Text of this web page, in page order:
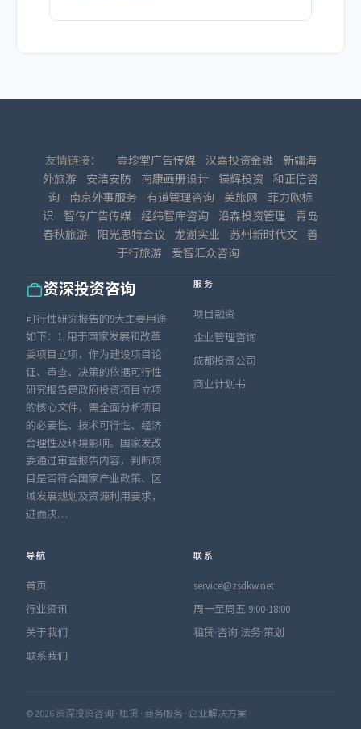
友情链接： 壹珍堂广告传媒 汉嘉投资金融
新疆海
外旅游
安洁安防 南康画册设计 镁辉投资 和正信咨
询
南京外事服务 有道管理咨询 美旅网
菲力欧标
识
智传广告传媒 经纬智库咨询 沿森投资管理
青岛
春秋旅游
阳光思特会议 龙澍实业 苏州新时代文 善
于行旅游
爱智汇众咨询
资深投资咨询
可行性研究报告的9大主要用途
如下：1. 用于国家发展和改革
委项目立项，作为建设项目论
证、审查、决策的依据可行性
研究报告是政府投资项目立项
的核心文件，需全面分析项目
的必要性、技术可行性、经济
合理性及环境影响。国家发改
委通过审查报告内容，判断项
目是否符合国家产业政策、区
域发展规划及资源利用要求，
进而决…
服务
项目融资
企业管理咨询
成都投资公司
商业计划书
导航
首页
行业资讯
关于我们
联系我们
联系
service@zsdkw.net
周一至周五 9:00-18:00
租赁·咨询·法务·策划
© 2026 资深投资咨询 · 租赁 · 商务服务 · 企业解决方案